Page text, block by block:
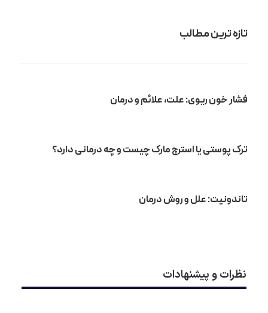
تازه ترین مطالب
فشار خون ریوی: علت، علائم و درمان
ترک پوستی یا استرچ مارک چیست و چه درمانی دارد؟
تاندونیت: علل و روش درمان
نظرات و پیشنهادات